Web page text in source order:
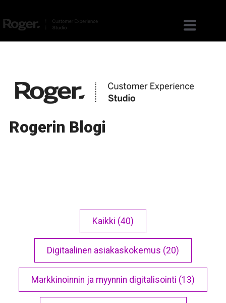
Rogerin Blogi
Kaikki (40)
Digitaalinen asiakaskokemus (20)
Markkinoinnin ja myynnin digitalisointi (13)